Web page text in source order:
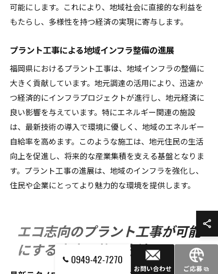
可能にします。これにより、地域社会に直接的な利益を
もたらし、多様性を持つ経済の実現に寄与します。
プラント工事による地域インフラ整備の進展
福岡県におけるプラント工事は、地域インフラの整備に
大きく貢献しています。地元調達の活用により、迅速か
つ経済的にインフラプロジェクトが進行し、地元経済に
良い影響を与えています。特にエネルギー関連の施設
は、最新技術の導入で環境に優しく、地域のエネルギー
自給率を高めます。このような施工は、地元住民の生活
向上を促進し、将来的な産業集積を支える基盤となりま
す。プラント工事の進展は、地域のインフラを強化し、
住民や企業にとってより魅力的な環境を提供します。
エコ志向のプラント工事が可能
にする未来の施工方法
0949-42-7270
お問い合わせ ご応募